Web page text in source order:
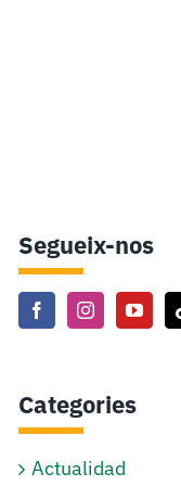
Segueix-nos
Categories
Actualidad